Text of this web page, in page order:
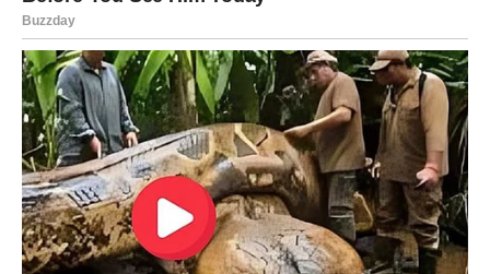
Ipak, koliko god se promijenio, jedno je ostalo isto – publika ga
i dalje veže za Stanoja. To je istovremeno teret i privilegija
koju nose rijetki glumci. Predrag toga nije bježao. Govorio je o
toj ulozi s poštovanjem, svjestan da mu je donijela